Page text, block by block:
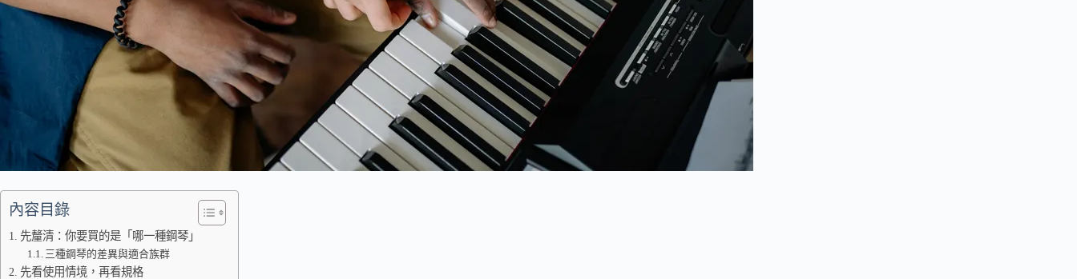
內容目錄
先釐清：你要買的是「哪一種鋼琴」
三種鋼琴的差異與適合族群
先看使用情境，再看規格